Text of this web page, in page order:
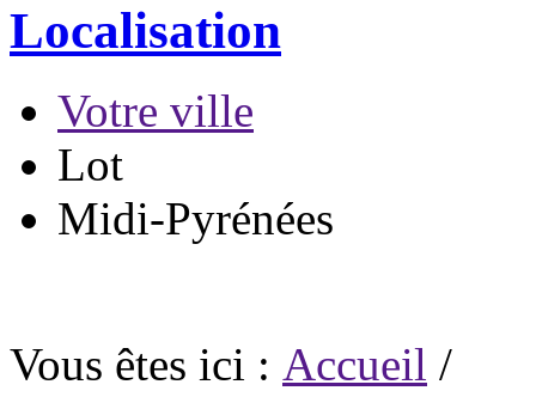
Localisation
Votre ville
Lot
Midi-Pyrénées
Vous êtes ici : Accueil /